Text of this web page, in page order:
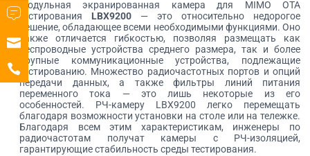
Модульная экранированная камера для MIMO OTA
тестирования LBX9200 — это относительно недорогое
решение, обладающее всеми необходимыми функциями. Оно
также отличается гибкостью, позволяя размещать как
беспроводные устройства среднего размера, так и более
крупные коммуникационные устройства, подлежащие
тестированию. Множество радиочастотных портов и опций
передачи данных, а также фильтры линий питания
переменного тока — это лишь некоторые из его
особенностей. РЧ-камеру LBX9200 легко перемещать
благодаря возможности установки на столе или на тележке.
Благодаря всем этим характеристикам, инженеры по
радиочастотам получат камеры с РЧ-изоляцией,
гарантирующие стабильность среды тестирования.